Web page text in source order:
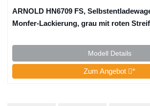
ARNOLD HN6709 FS,
Monfer-Lackierung, grau mit roten
Modell Details
Zum Angebot *